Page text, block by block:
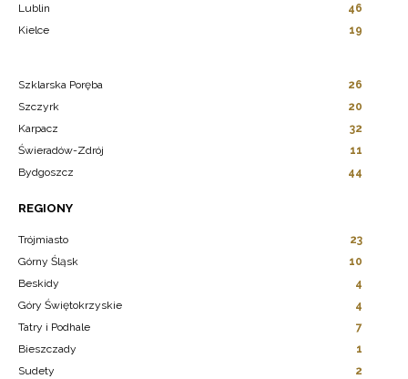
Lublin
46
Kielce
19
Szklarska Poręba
26
Szczyrk
20
Karpacz
32
Świeradów-Zdrój
11
Bydgoszcz
44
REGIONY
Trójmiasto
23
Górny Śląsk
10
Beskidy
4
Góry Świętokrzyskie
4
Tatry i Podhale
7
Bieszczady
1
Sudety
2